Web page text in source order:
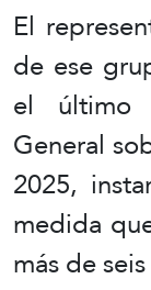
El
de ese
el último
General
2025,
medida
más de